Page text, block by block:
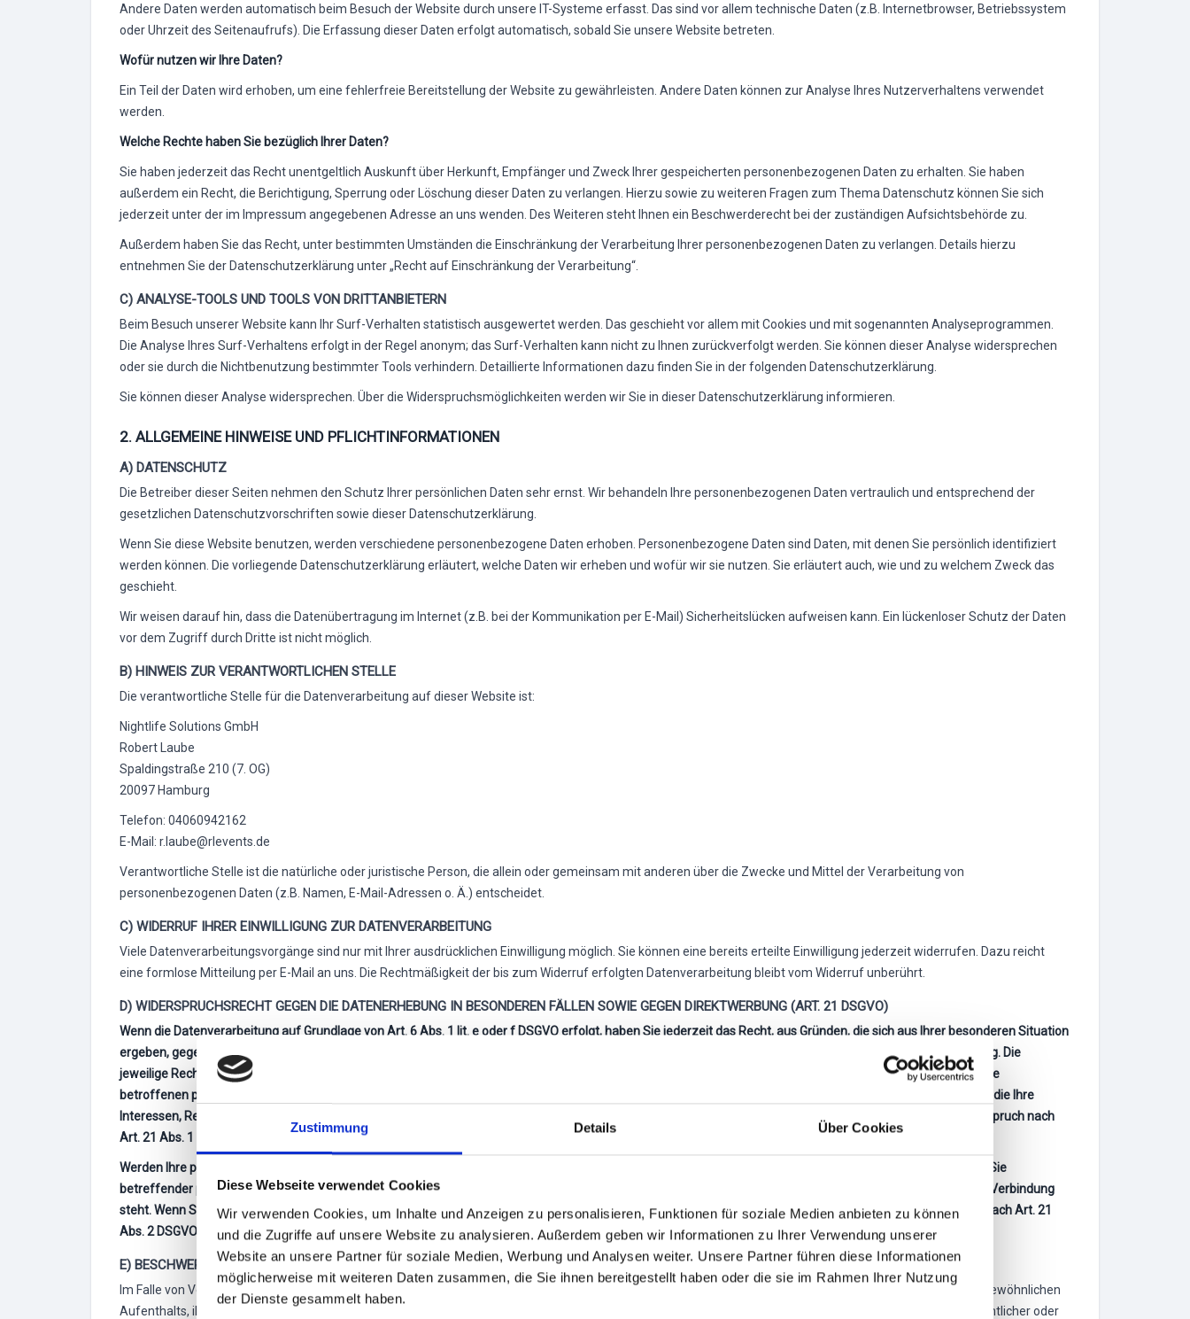
Zustimmung Details Über Cookies
Diese Webseite verwendet Cookies
Wir verwenden Cookies, um Inhalte und Anzeigen zu personalisieren, Funktionen für soziale Medien anbieten zu können
und die Zugriffe auf unsere Website zu analysieren. Außerdem geben wir Informationen zu Ihrer Verwendung unserer
Website an unsere Partner für soziale Medien, Werbung und Analysen weiter. Unsere Partner führen diese Informationen
möglicherweise mit weiteren Daten zusammen, die Sie ihnen bereitgestellt haben oder die sie im Rahmen Ihrer Nutzung
der Dienste gesammelt haben.
Andere Daten werden automatisch beim Besuch der Website durch unsere IT-Systeme erfasst. Das sind vor allem technische Daten (z.B. Internetbrowser, Betriebssystem
oder Uhrzeit des Seitenaufrufs). Die Erfassung dieser Daten erfolgt automatisch, sobald Sie unsere Website betreten.
Wofür nutzen wir Ihre Daten?
Ein Teil der Daten wird erhoben, um eine fehlerfreie Bereitstellung der Website zu gewährleisten. Andere Daten können zur Analyse Ihres Nutzerverhaltens verwendet
werden.
Welche Rechte haben Sie bezüglich Ihrer Daten?
Sie haben jederzeit das Recht unentgeltlich Auskunft über Herkunft, Empfänger und Zweck Ihrer gespeicherten personenbezogenen Daten zu erhalten. Sie haben
außerdem ein Recht, die Berichtigung, Sperrung oder Löschung dieser Daten zu verlangen. Hierzu sowie zu weiteren Fragen zum Thema Datenschutz können Sie sich
jederzeit unter der im Impressum angegebenen Adresse an uns wenden. Des Weiteren steht Ihnen ein Beschwerderecht bei der zuständigen Aufsichtsbehörde zu.
Außerdem haben Sie das Recht, unter bestimmten Umständen die Einschränkung der Verarbeitung Ihrer personenbezogenen Daten zu verlangen. Details hierzu
entnehmen Sie der Datenschutzerklärung unter „Recht auf Einschränkung der Verarbeitung“.
C) ANALYSE-TOOLS UND TOOLS VON DRITTANBIETERN
Beim Besuch unserer Website kann Ihr Surf-Verhalten statistisch ausgewertet werden. Das geschieht vor allem mit Cookies und mit sogenannten Analyseprogrammen.
Die Analyse Ihres Surf-Verhaltens erfolgt in der Regel anonym; das Surf-Verhalten kann nicht zu Ihnen zurückverfolgt werden. Sie können dieser Analyse widersprechen
oder sie durch die Nichtbenutzung bestimmter Tools verhindern. Detaillierte Informationen dazu finden Sie in der folgenden Datenschutzerklärung.
Sie können dieser Analyse widersprechen. Über die Widerspruchsmöglichkeiten werden wir Sie in dieser Datenschutzerklärung informieren.
2. ALLGEMEINE HINWEISE UND PFLICHTINFORMATIONEN
A) DATENSCHUTZ
Die Betreiber dieser Seiten nehmen den Schutz Ihrer persönlichen Daten sehr ernst. Wir behandeln Ihre personenbezogenen Daten vertraulich und entsprechend der
gesetzlichen Datenschutzvorschriften sowie dieser Datenschutzerklärung.
Wenn Sie diese Website benutzen, werden verschiedene personenbezogene Daten erhoben. Personenbezogene Daten sind Daten, mit denen Sie persönlich identifiziert
werden können. Die vorliegende Datenschutzerklärung erläutert, welche Daten wir erheben und wofür wir sie nutzen. Sie erläutert auch, wie und zu welchem Zweck das
geschieht.
Wir weisen darauf hin, dass die Datenübertragung im Internet (z.B. bei der Kommunikation per E-Mail) Sicherheitslücken aufweisen kann. Ein lückenloser Schutz der Daten
vor dem Zugriff durch Dritte ist nicht möglich.
B) HINWEIS ZUR VERANTWORTLICHEN STELLE
Die verantwortliche Stelle für die Datenverarbeitung auf dieser Website ist:
Nightlife Solutions GmbH
Robert Laube
Spaldingstraße 210 (7. OG)
20097 Hamburg
Telefon: 04060942162
E-Mail: r.laube@rlevents.de
Verantwortliche Stelle ist die natürliche oder juristische Person, die allein oder gemeinsam mit anderen über die Zwecke und Mittel der Verarbeitung von
personenbezogenen Daten (z.B. Namen, E-Mail-Adressen o. Ä.) entscheidet.
C) WIDERRUF IHRER EINWILLIGUNG ZUR DATENVERARBEITUNG
Viele Datenverarbeitungsvorgänge sind nur mit Ihrer ausdrücklichen Einwilligung möglich. Sie können eine bereits erteilte Einwilligung jederzeit widerrufen. Dazu reicht
eine formlose Mitteilung per E-Mail an uns. Die Rechtmäßigkeit der bis zum Widerruf erfolgten Datenverarbeitung bleibt vom Widerruf unberührt.
D) WIDERSPRUCHSRECHT GEGEN DIE DATENERHEBUNG IN BESONDEREN FÄLLEN SOWIE GEGEN DIREKTWERBUNG (ART. 21 DSGVO)
Wenn die Datenverarbeitung auf Grundlage von Art. 6 Abs. 1 lit. e oder f DSGVO erfolgt, haben Sie jederzeit das Recht, aus Gründen, die sich aus Ihrer besonderen Situation
ergeben, gegen die Verarbeitung Ihrer personenbezogenen Daten Widerspruch einzulegen; dies gilt auch für ein auf diese Bestimmungen gestütztes Profiling. Die
jeweilige Rechtsgrundlage, auf denen eine Verarbeitung beruht, entnehmen Sie dieser Datenschutzerklärung. Wenn Sie Widerspruch einlegen, werden wir Ihre
betroffenen personenbezogenen Daten nicht mehr verarbeiten, es sei denn, wir können zwingende schutzwürdige Gründe für die Verarbeitung nachweisen, die Ihre
Interessen, Rechte und Freiheiten überwiegen oder die Verarbeitung dient der Geltendmachung, Ausübung oder Verteidigung von Rechtsansprüchen (Widerspruch nach
Art. 21 Abs. 1 DSGVO).
Werden Ihre personenbezogenen Daten verarbeitet, um Direktwerbung zu betreiben, so haben Sie das Recht, jederzeit Widerspruch gegen die Verarbeitung Sie
betreffender personenbezogener Daten zum Zwecke derartiger Werbung einzulegen; dies gilt auch für das Profiling, soweit es mit solcher Direktwerbung in Verbindung
steht. Wenn Sie widersprechen, werden Ihre personenbezogenen Daten anschließend nicht mehr zum Zwecke der Direktwerbung verwendet (Widerspruch nach Art. 21
Abs. 2 DSGVO).
E) BESCHWERDERECHT BEI DER ZUSTÄNDIGEN AUFSICHTSBEHÖRDE
Im Falle von Verstößen gegen die DSGVO steht den Betroffenen ein Beschwerderecht bei einer Aufsichtsbehörde, insbesondere in dem Mitgliedstaat ihres gewöhnlichen
Aufenthalts, ihres Arbeitsplatzes oder des Orts des mutmaßlichen Verstoßes zu. Das Beschwerderecht besteht unbeschadet anderweitiger verwaltungsrechtlicher oder